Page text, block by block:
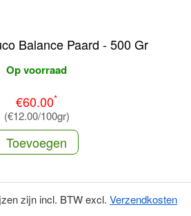
Balance Paard - 500 Gr
Op voorraad
€60.00*
(€12.00/100gr)
Toevoegen
zijn incl. BTW excl. Verzendkosten